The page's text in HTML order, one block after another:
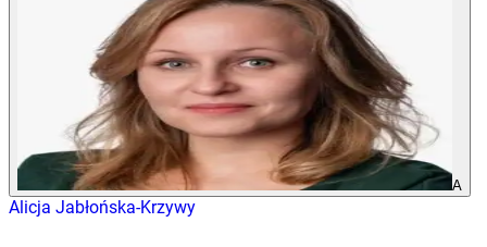
A
Alicja Jabłońska-Krzywy